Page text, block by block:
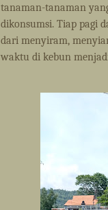
tanaman-tanaman
dikonsumsi. Tiap pagi
dari menyiram,
waktu di kebun